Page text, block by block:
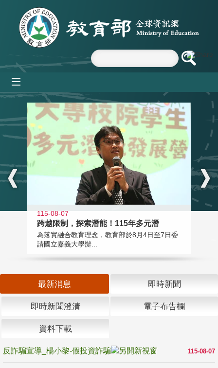
跳到主要內容區塊
:::
115-08-07
跨越限制，探索潛能！115年多元潛
為落實融合教育理念，教育部於8月4日至7日委
請國立嘉義大學辦...
最新消息 即時新聞
即時新聞澄清 電子布告欄
資料下載
115-08-07
反詐騙宣導_楊小黎-假投資詐騙